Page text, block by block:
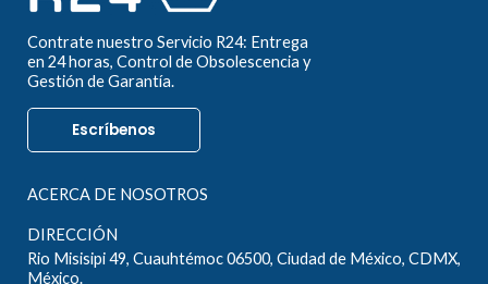
Contrate nuestro Servicio R24: Entrega
en 24 horas, Control de Obsolescencia y
Gestión de Garantía.
Escríbenos
ACERCA DE NOSOTROS
DIRECCIÓN
Rio Misisipi 49, Cuauhtémoc 06500, Ciudad de México, CDMX,
México.